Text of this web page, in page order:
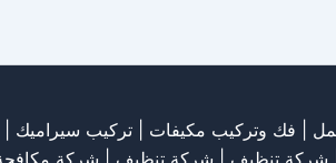
فك وتركيب مكيفات | تركيب سيراميك |
شركة تنظيف شركة تنظيف شركة